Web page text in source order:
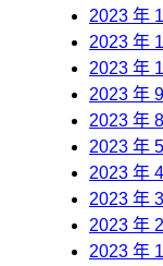
2023 年
2023 年
2023 年
2023 年
2023 年
2023 年
2023 年
2023 年
2023 年
2023 年